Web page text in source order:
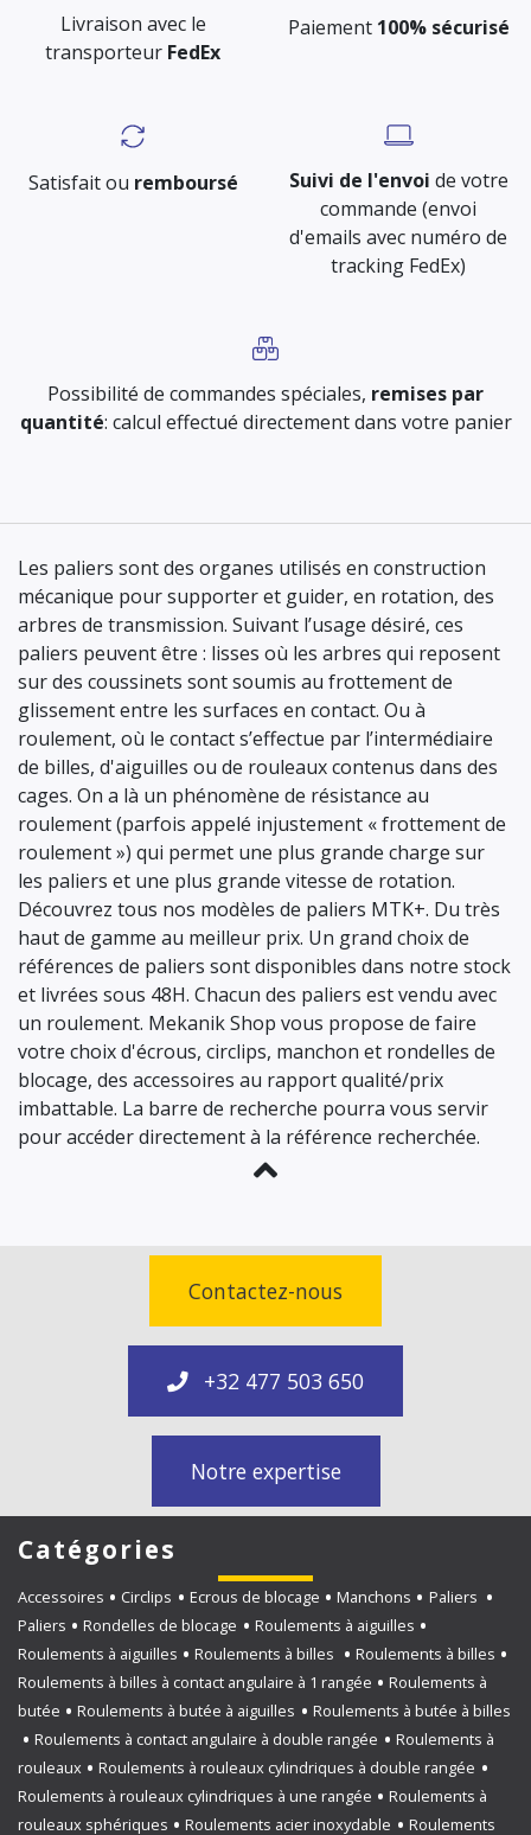
Livraison avec le
transporteur FedEx
Paiement 100% sécurisé
Satisfait ou remboursé Suivi de l'envoi de votre
commande (envoi
d'emails avec numéro de
tracking FedEx)
Possibilité de commandes spéciales, remises par
quantité: calcul effectué directement dans votre panier
Les paliers sont des organes utilisés en construction
mécanique pour supporter et guider, en rotation, des
arbres de transmission. Suivant l’usage désiré, ces
paliers peuvent être : lisses où les arbres qui reposent
sur des coussinets sont soumis au frottement de
glissement entre les surfaces en contact. Ou à
roulement, où le contact s’effectue par l’intermédiaire
de billes, d'aiguilles ou de rouleaux contenus dans des
cages. On a là un phénomène de résistance au
roulement (parfois appelé injustement « frottement de
roulement ») qui permet une plus grande charge sur
les paliers et une plus grande vitesse de rotation.
Découvrez tous nos modèles de paliers MTK+. Du très
haut de gamme au meilleur prix. Un grand choix de
références de paliers sont disponibles dans notre stock
et livrées sous 48H. Chacun des paliers est vendu avec
un roulement. Mekanik Shop vous propose de faire
votre choix d'écrous, circlips, manchon et rondelles de
blocage, des accessoires au rapport qualité/prix
imbattable. La barre de recherche pourra vous servir
pour accéder directement à la référence recherchée.
Contactez-nous
+32 477 503 650
Notre expertise
Catégories
Accessoires Circlips Ecrous de blocage Manchons
Paliers
Paliers
Rondelles de blocage
Roulements à aiguilles
Roulements à aiguilles
Roulements à billes
Roulements à billes
Roulements à billes à contact angulaire à 1 rangée
Roulements à
butée
Roulements à butée à aiguilles
Roulements à butée à billes
Roulements à contact angulaire à double rangée
Roulements à
rouleaux
Roulements à rouleaux cylindriques à double rangée
Roulements à rouleaux cylindriques à une rangée
Roulements à
rouleaux sphériques
Roulements acier inoxydable Roulements